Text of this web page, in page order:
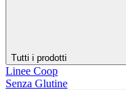
Tutti i prodotti
Linee Coop
Senza Glutine